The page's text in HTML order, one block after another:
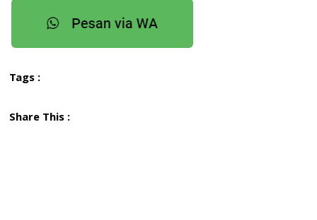
Tags :
Share This :